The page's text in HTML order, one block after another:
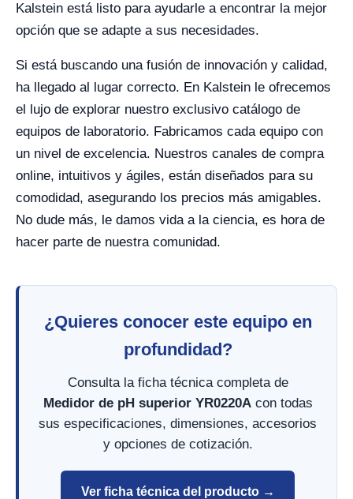
Kalstein está listo para ayudarle a encontrar la mejor
opción que se adapte a sus necesidades.
Si está buscando una fusión de innovación y calidad,
ha llegado al lugar correcto. En Kalstein le ofrecemos
el lujo de explorar nuestro exclusivo catálogo de
equipos de laboratorio. Fabricamos cada equipo con
un nivel de excelencia. Nuestros canales de compra
online, intuitivos y ágiles, están diseñados para su
comodidad, asegurando los precios más amigables.
No dude más, le damos vida a la ciencia, es hora de
hacer parte de nuestra comunidad.
¿Quieres conocer este equipo en
profundidad?
Consulta la ficha técnica completa de
Medidor de pH superior YR0220Acon todas
sus especificaciones, dimensiones, accesorios
y opciones de cotización.
Ver ficha técnica del producto →